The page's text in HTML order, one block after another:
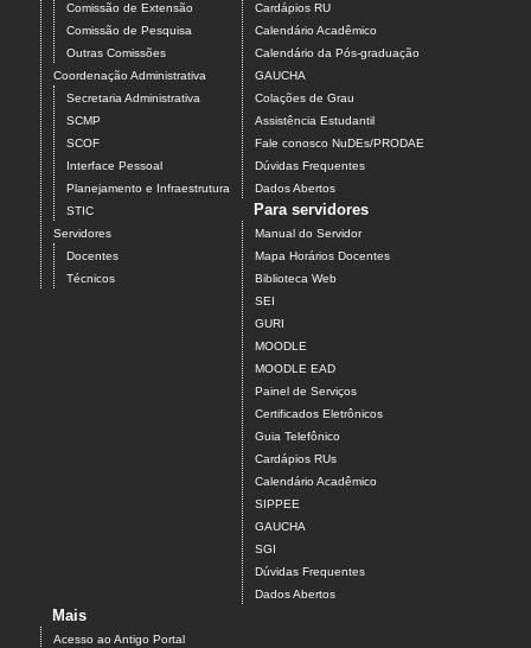
Comissão de Extensão
Comissão de Pesquisa
Outras Comissões
Coordenação Administrativa
Secretaria Administrativa
SCMP
SCOF
Interface Pessoal
Planejamento e Infraestrutura
STIC
Servidores
Docentes
Técnicos
Cardápios RU
Calendário Acadêmico
Calendário da Pós-graduação
GAUCHA
Colações de Grau
Assistência Estudantil
Fale conosco NuDEs/PRODAE
Dúvidas Frequentes
Dados Abertos
Para servidores
Manual do Servidor
Mapa Horários Docentes
Biblioteca Web
SEI
GURI
MOODLE
MOODLE EAD
Painel de Serviços
Certificados Eletrônicos
Guia Telefônico
Cardápios RUs
Calendário Acadêmico
SIPPEE
GAUCHA
SGI
Dúvidas Frequentes
Dados Abertos
Mais
Acesso ao Antigo Portal